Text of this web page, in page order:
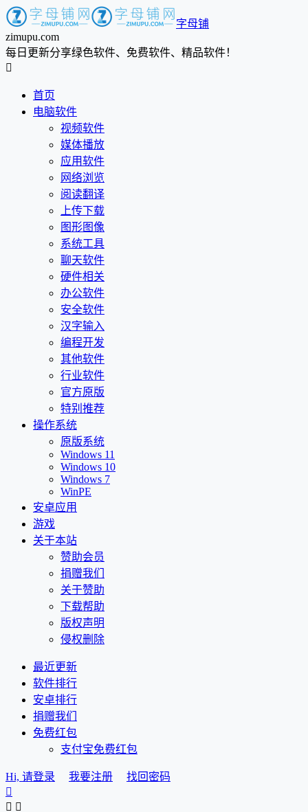
字母铺
zimupu.com
每日更新分享绿色软件、免费软件、精品软件！

首页
电脑软件
视频软件
媒体播放
应用软件
网络浏览
阅读翻译
上传下载
图形图像
系统工具
聊天软件
硬件相关
办公软件
安全软件
汉字输入
编程开发
其他软件
行业软件
官方原版
特别推荐
操作系统
原版系统
Windows 11
Windows 10
Windows 7
WinPE
安卓应用
游戏
关于本站
赞助会员
捐赠我们
关于赞助
下载帮助
版权声明
侵权删除
最近更新
软件排行
安卓排行
捐赠我们
免费红包
支付宝免费红包
Hi, 请登录 我要注册
找回密码

 